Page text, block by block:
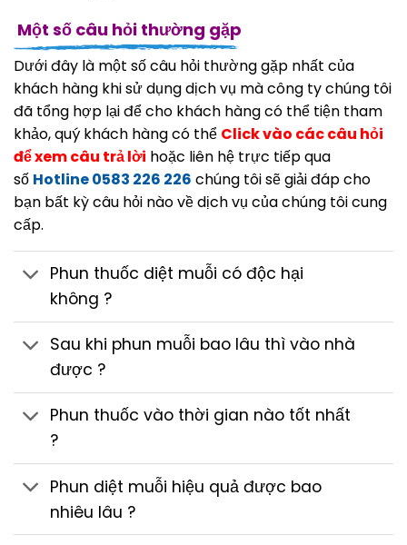
Một số câu hỏi thường gặp
Dưới đây là một số câu hỏi thường gặp nhất của
khách hàng khi sử dụng dịch vụ mà công ty chúng tôi
đã tổng hợp lại để cho khách hàng có thể tiện tham
khảo, quý khách hàng có thể Click vào các câu hỏi
để xem câu trả lời hoặc liên hệ trực tiếp qua
số Hotline 0583 226 226 chúng tôi sẽ giải đáp cho
bạn bất kỳ câu hỏi nào về dịch vụ của chúng tôi cung
cấp.
Phun thuốc diệt muỗi có độc hại
không ?
Sau khi phun muỗi bao lâu thì vào nhà
được ?
Phun thuốc vào thời gian nào tốt nhất
?
Phun diệt muỗi hiệu quả được bao
nhiêu lâu ?